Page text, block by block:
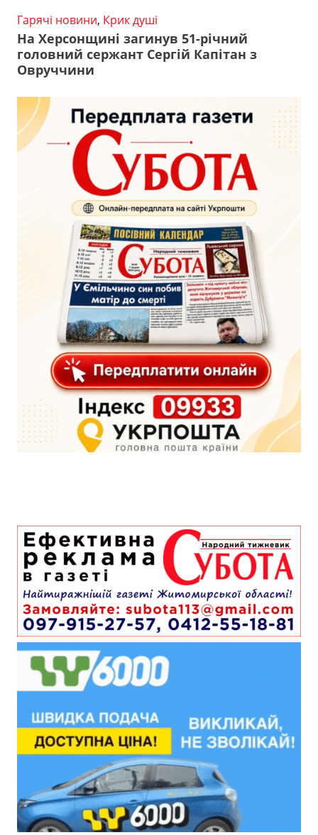
Гарячі новини, Крик душі
На Херсонщині загинув 51-річний
головний сержант Сергій Капітан з
Овруччини